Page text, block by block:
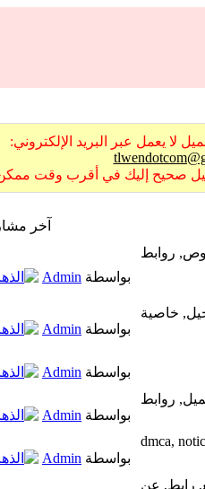
لا يعمل عبر البريد الإلكتروني:
صحيح إليك في أقرب وقت
آخر
بواسطة Admin
بواسطة Admin
بواسطة Admin
بواسطة Admin
بواسطة Admin